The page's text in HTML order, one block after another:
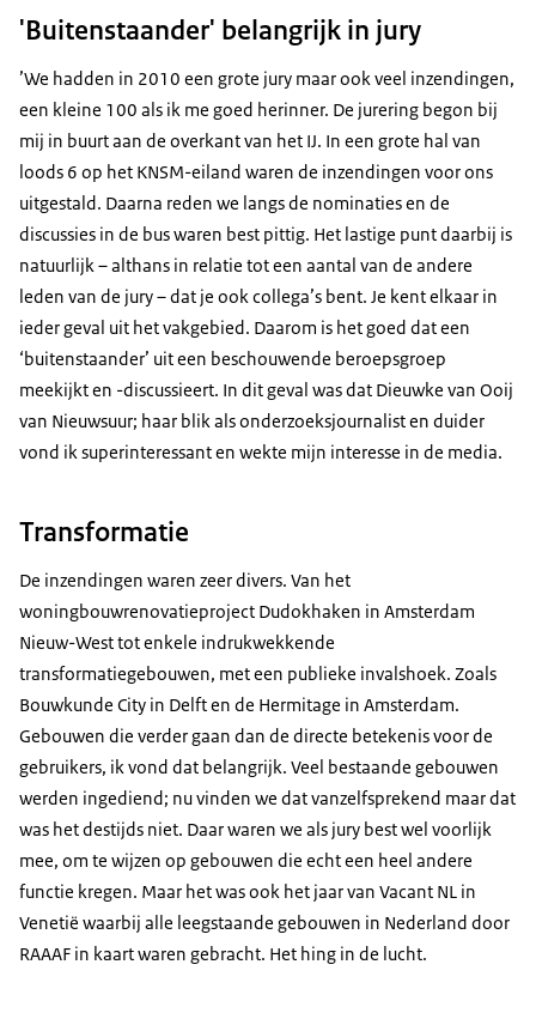
'Buitenstaander' belangrijk in jury
’We hadden in 2010 een grote jury maar ook veel inzendingen,
een kleine 100 als ik me goed herinner. De jurering begon bij
mij in buurt aan de overkant van het IJ. In een grote hal van
loods 6 op het KNSM-eiland waren de inzendingen voor ons
uitgestald. Daarna reden we langs de nominaties en de
discussies in de bus waren best pittig. Het lastige punt daarbij is
natuurlijk – althans in relatie tot een aantal van de andere
leden van de jury – dat je ook collega’s bent. Je kent elkaar in
ieder geval uit het vakgebied. Daarom is het goed dat een
‘buitenstaander’ uit een beschouwende beroepsgroep
meekijkt en -discussieert. In dit geval was dat Dieuwke van Ooij
van Nieuwsuur; haar blik als onderzoeksjournalist en duider
vond ik superinteressant en wekte mijn interesse in de media.
Transformatie
De inzendingen waren zeer divers. Van het
woningbouwrenovatieproject Dudokhaken in Amsterdam
Nieuw-West tot enkele indrukwekkende
transformatiegebouwen, met een publieke invalshoek. Zoals
Bouwkunde City in Delft en de Hermitage in Amsterdam.
Gebouwen die verder gaan dan de directe betekenis voor de
gebruikers, ik vond dat belangrijk. Veel bestaande gebouwen
werden ingediend; nu vinden we dat vanzelfsprekend maar dat
was het destijds niet. Daar waren we als jury best wel voorlijk
mee, om te wijzen op gebouwen die echt een heel andere
functie kregen. Maar het was ook het jaar van Vacant NL in
Venetië waarbij alle leegstaande gebouwen in Nederland door
RAAAF in kaart waren gebracht. Het hing in de lucht.